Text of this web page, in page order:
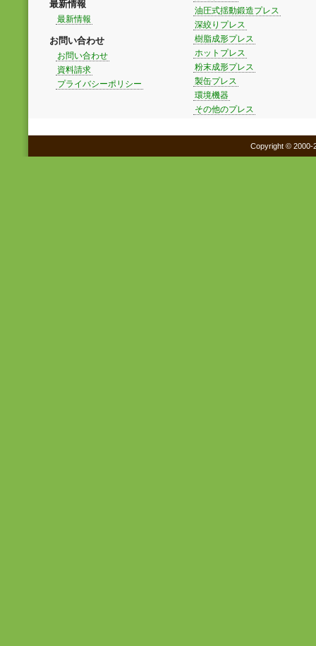
最新情報
最新情報
お問い合わせ
お問い合わせ
資料請求
プライバシーポリシー
油圧式揺動鍛造プレス
深絞りプレス
樹脂成形プレス
ホットプレス
粉末成形プレス
製缶プレス
環境機器
その他のプレス
Copyright © 2000-